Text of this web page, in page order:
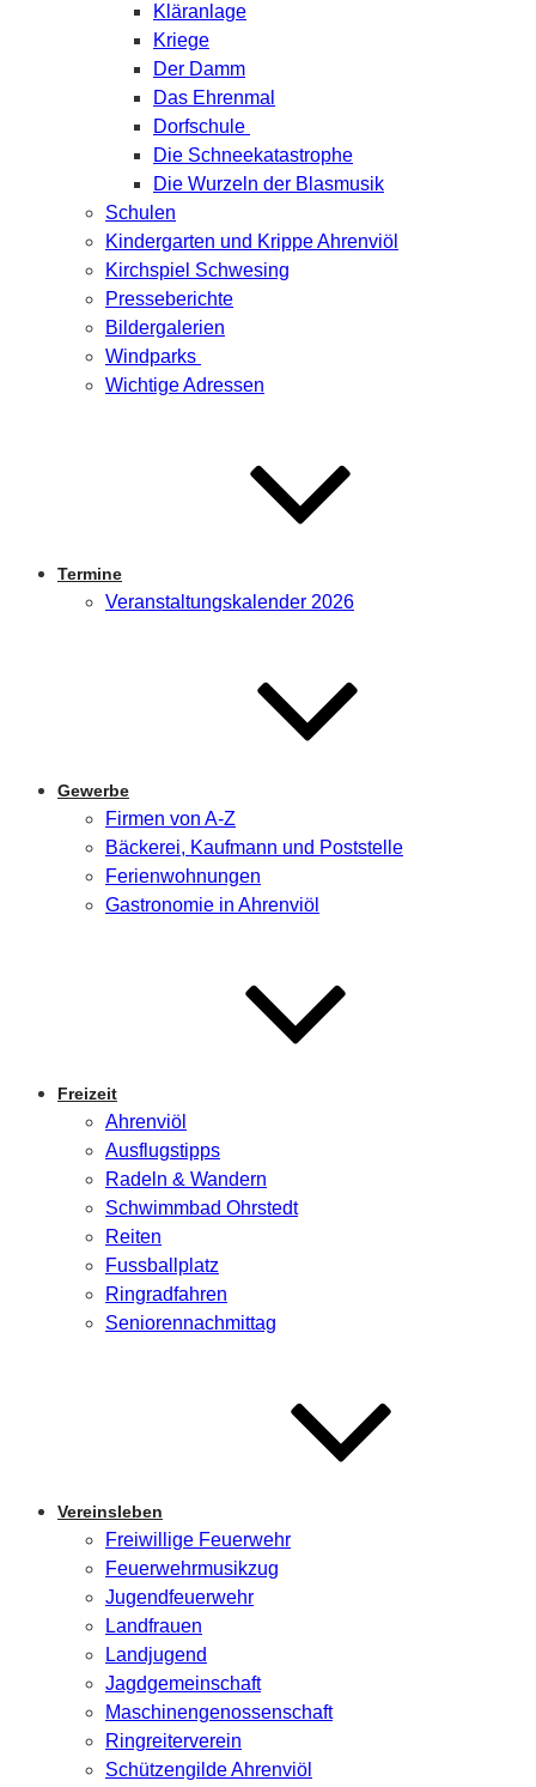
Kläranlage
Kriege
Der Damm
Das Ehrenmal
Dorfschule
Die Schneekatastrophe
Die Wurzeln der Blasmusik
Schulen
Kindergarten und Krippe Ahrenviöl
Kirchspiel Schwesing
Presseberichte
Bildergalerien
Windparks
Wichtige Adressen
Termine
Veranstaltungskalender 2026
Gewerbe
Firmen von A-Z
Bäckerei, Kaufmann und Poststelle
Ferienwohnungen
Gastronomie in Ahrenviöl
Freizeit
Ahrenviöl
Ausflugstipps
Radeln & Wandern
Schwimmbad Ohrstedt
Reiten
Fussballplatz
Ringradfahren
Seniorennachmittag
Vereinsleben
Freiwillige Feuerwehr
Feuerwehrmusikzug
Jugendfeuerwehr
Landfrauen
Landjugend
Jagdgemeinschaft
Maschinengenossenschaft
Ringreiterverein
Schützengilde Ahrenviöl